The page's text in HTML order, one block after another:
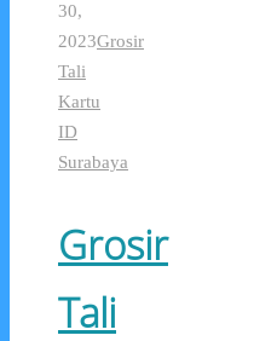
30,
2023Grosir
Tali
Kartu
ID
Surabaya
Grosir
Tali